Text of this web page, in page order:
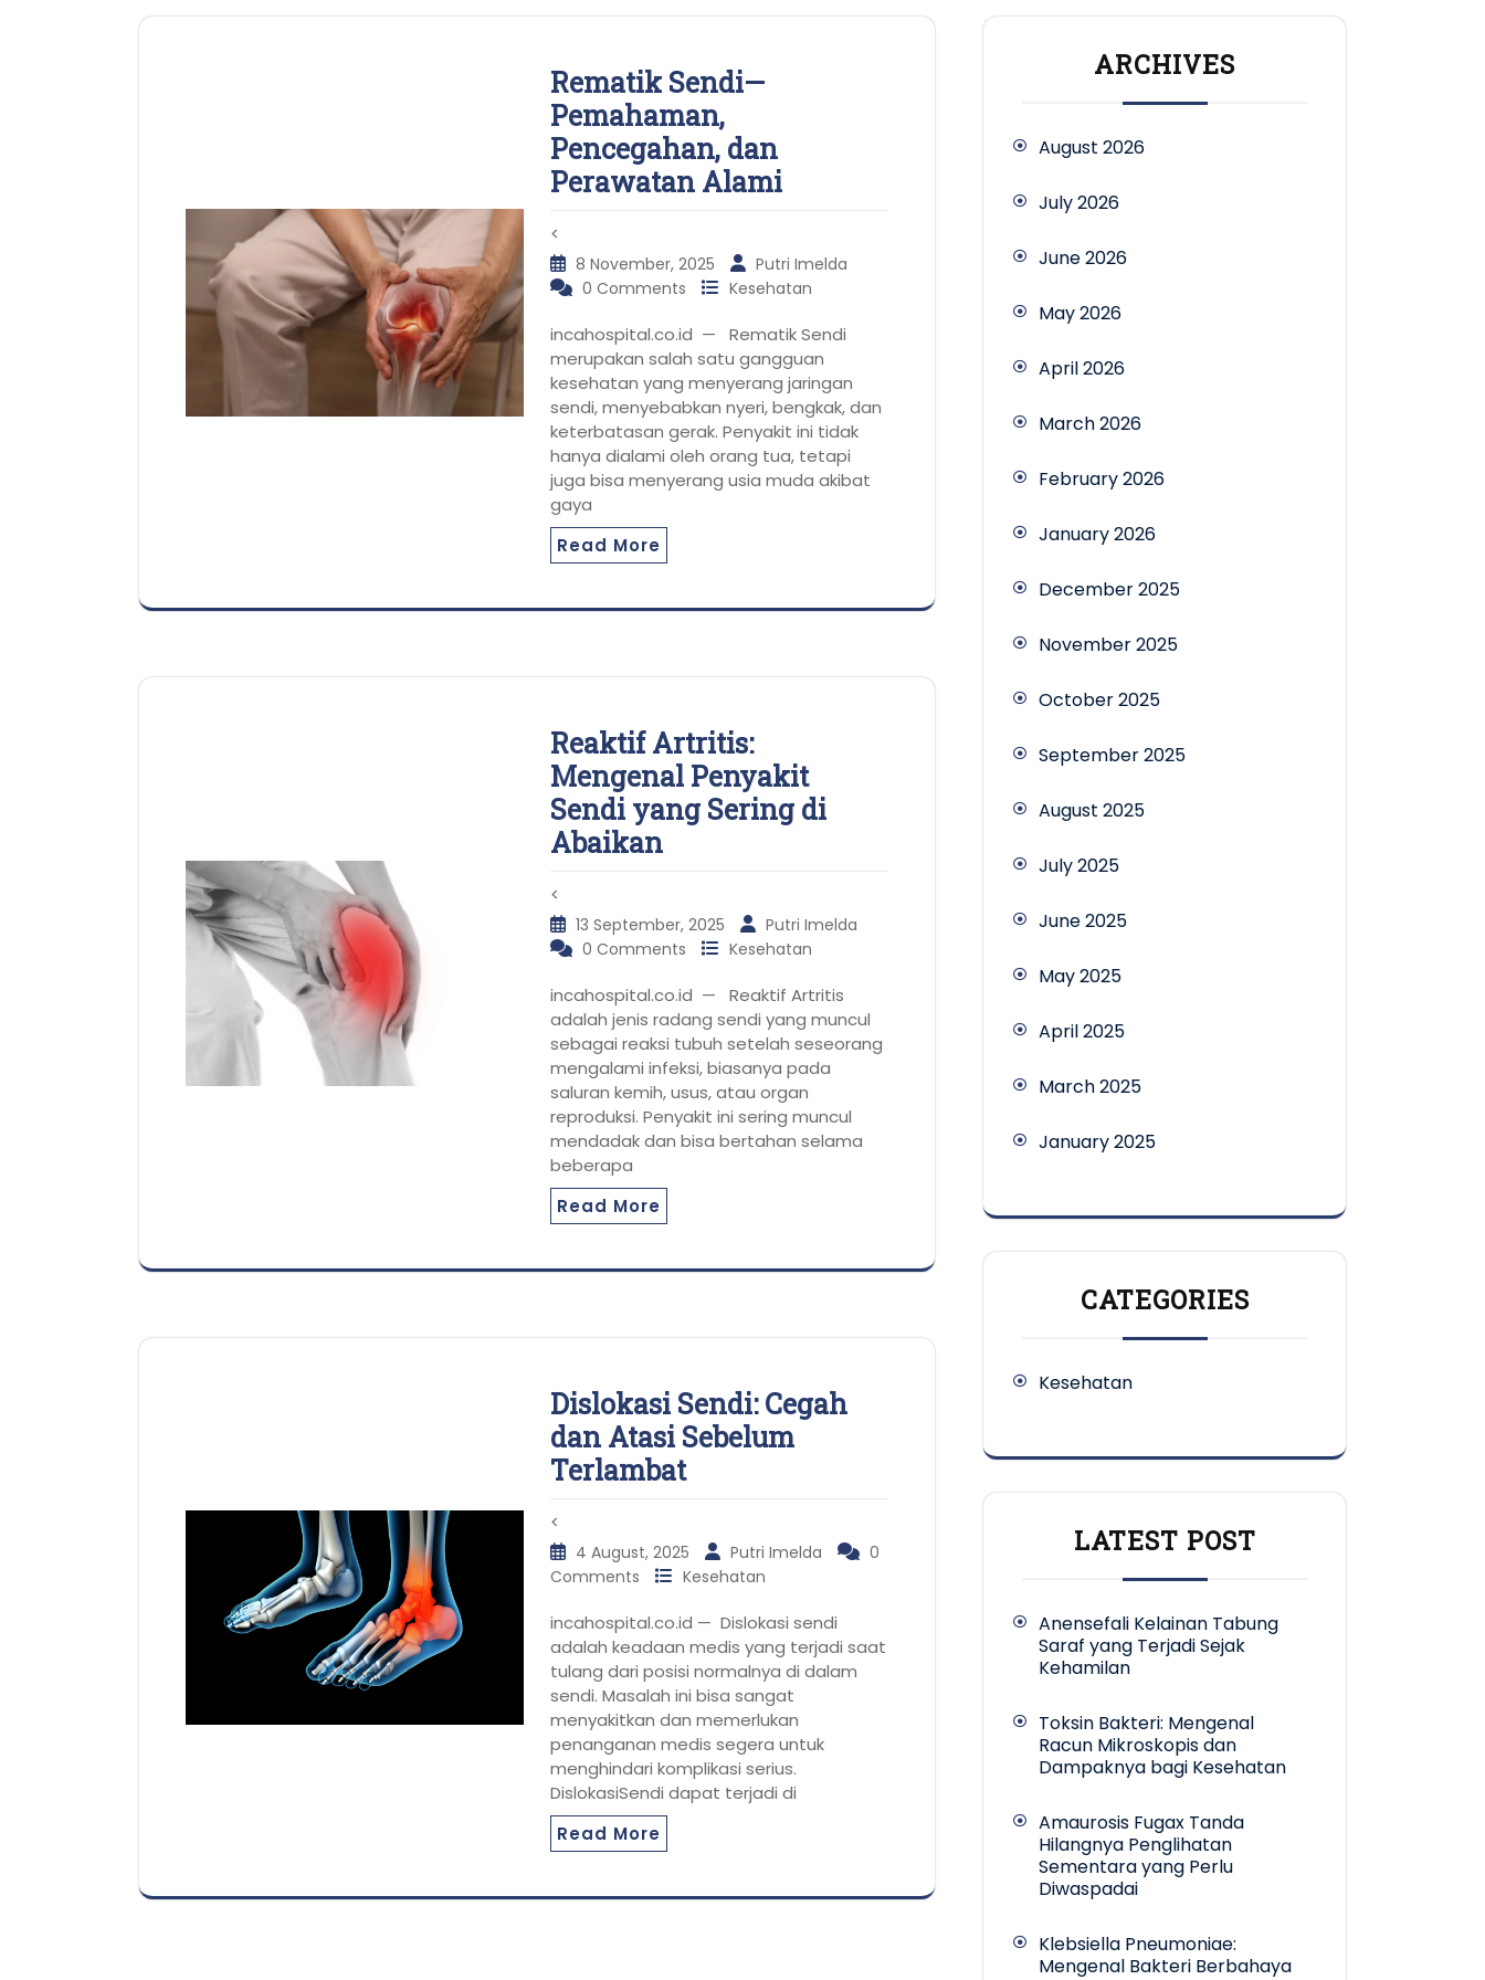
Rematik Sendi—
Pemahaman,
Pencegahan, dan
Perawatan Alami
<
8 November, 2025
Putri Imelda
0 Comments
Kesehatan
incahospital.co.id — Rematik Sendi
merupakan salah satu gangguan
kesehatan yang menyerang jaringan
sendi, menyebabkan nyeri, bengkak, dan
keterbatasan gerak. Penyakit ini tidak
hanya dialami oleh orang tua, tetapi
juga bisa menyerang usia muda akibat
gaya
Read More
Reaktif Artritis:
Mengenal Penyakit
Sendi yang Sering di
Abaikan
<
13 September, 2025
Putri Imelda
0 Comments
Kesehatan
incahospital.co.id — Reaktif Artritis
adalah jenis radang sendi yang muncul
sebagai reaksi tubuh setelah seseorang
mengalami infeksi, biasanya pada
saluran kemih, usus, atau organ
reproduksi. Penyakit ini sering muncul
mendadak dan bisa bertahan selama
beberapa
Read More
Dislokasi Sendi: Cegah
dan Atasi Sebelum
Terlambat
<
4 August, 2025 Putri Imelda
0
Comments
Kesehatan
incahospital.co.id — Dislokasi sendi
adalah keadaan medis yang terjadi saat
tulang dari posisi normalnya di dalam
sendi. Masalah ini bisa sangat
menyakitkan dan memerlukan
penanganan medis segera untuk
menghindari komplikasi serius.
DislokasiSendi dapat terjadi di
Read More
ARCHIVES
August 2026
July 2026
June 2026
May 2026
April 2026
March 2026
February 2026
January 2026
December 2025
November 2025
October 2025
September 2025
August 2025
July 2025
June 2025
May 2025
April 2025
March 2025
January 2025
CATEGORIES
Kesehatan
LATEST POST
Anensefali Kelainan Tabung
Saraf yang Terjadi Sejak
Kehamilan
Toksin Bakteri: Mengenal
Racun Mikroskopis dan
Dampaknya bagi Kesehatan
Amaurosis Fugax Tanda
Hilangnya Penglihatan
Sementara yang Perlu
Diwaspadai
Klebsiella Pneumoniae:
Mengenal Bakteri Berbahaya